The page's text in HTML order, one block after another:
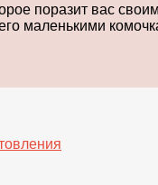
поразит вас
маленькими